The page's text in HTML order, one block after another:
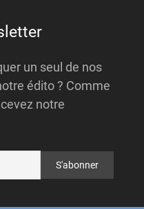
un seul de nos
édito ? Comme
notre